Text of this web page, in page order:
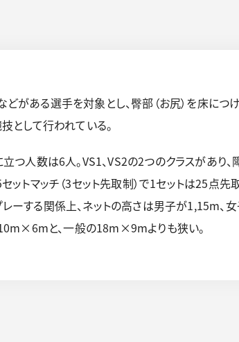
どがある選手を対象とし、臀部（お尻）を床に
として行われている。
つ人数は6人。VS1、VS2の2つのクラスがあ
ットマッチ（3セット先取制）で1セットは25点
ーする関係上、ネットの高さは男子が1,15m、
と、一般の18m×9mよりも狭い。